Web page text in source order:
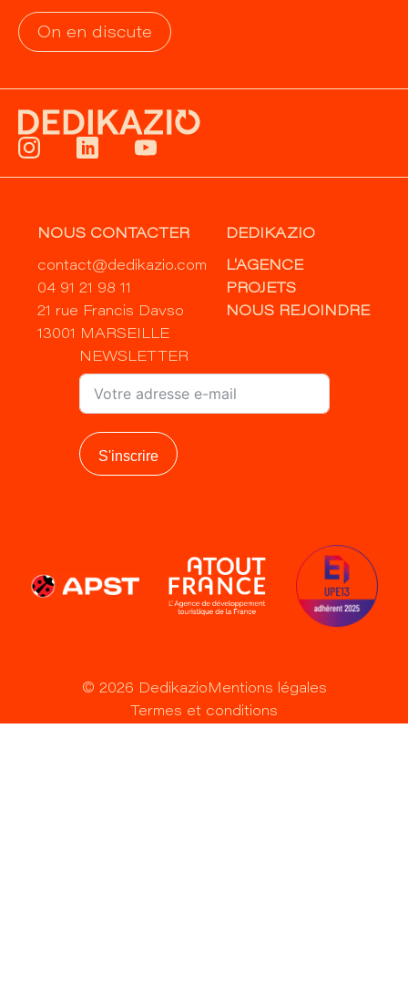
On en discute
NOUS CONTACTER
contact@dedikazio.com
04 91 21 98 11
21 rue Francis Davso
13001 MARSEILLE
DEDIKAZIO
L'AGENCE
PROJETS
NOUS REJOINDRE
NEWSLETTER
S'inscrire
© 2026 Dedikazio Mentions légales
Termes et conditions